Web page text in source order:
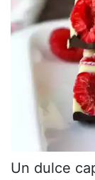
Un dulce